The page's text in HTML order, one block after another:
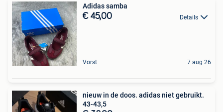
Adidas samba
€ 45,00 Details
Vorst 7 aug 26
nieuw in de doos. adidas niet gebruikt.
43-43,5